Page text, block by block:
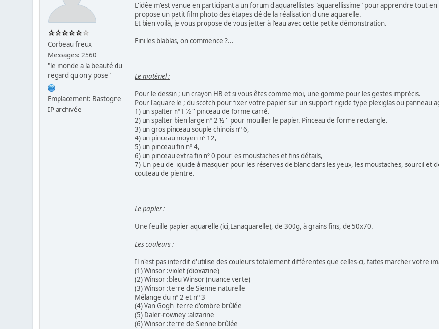
Corbeau freux
Messages: 2560
"le monde a la beauté du
regard qu'on y pose"
Emplacement: Bastogne
IP archivée
L'idée m'est venue en participant a un forum d'aquarellistes "aquarellissime" pour apprendre tout en
propose un petit film photo des étapes clé de la réalisation d'une aquarelle.
Et bien voilà, je vous propose de vous jetter à l'eau avec cette petite démonstration.
Fini les blablas, on commence ?...
Le matériel :
Pour le dessin ; un crayon HB et si vous êtes comme moi, une gomme pour les gestes imprécis.
Pour l'aquarelle ; du scotch pour fixer votre papier sur un support rigide type plexiglas ou panneau
1) un spalter nº1 ½ '' pinceau de forme carré.
2) un spalter bien large nº 2 ½ '' pour mouiller le papier. Pinceau de forme rectangle.
3) un gros pinceau souple chinois nº 6,
4) un pinceau moyen nº 12,
5) un pinceau fin nº 4,
6) un pinceau extra fin nº 0 pour les moustaches et fins détails,
7) Un peu de liquide à masquer pour les réserves de blanc dans les yeux, les moustaches, sourcil
couteau de pientre.
Le papier :
Une feuille papier aquarelle (ici,Lanaquarelle), de 300g, à grains fins, de 50x70.
Les couleurs :
Il n'est pas interdit d'utilise des couleurs totalement différentes que celles-ci, faites marcher votre
(1) Winsor :violet (dioxazine)
(2) Winsor :bleu Winsor (nuance verte)
(3) Winsor :terre de Sienne naturelle
Mélange du nº 2 et nº 3
(4) Van Gogh :terre d'ombre brûlée
(5) Daler-rowney :alizarine
(6) Winsor :terre de Sienne brûlée